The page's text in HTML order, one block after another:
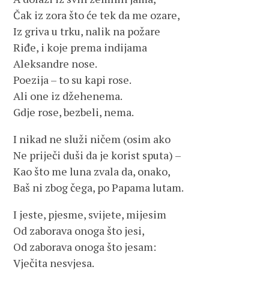
Čak iz zora što će tek da me ozare,
Iz griva u trku, nalik na požare
Riđe, i koje prema indijama
Aleksandre nose.
Poezija – to su kapi rose.
Ali one iz džehenema.
Gdje rose, bezbeli, nema.
I nikad ne služi ničem (osim ako
Ne priječi duši da je korist sputa) –
Kao što me luna zvala da, onako,
Baš ni zbog čega, po Papama lutam.
I jeste, pjesme, svijete, mijesim
Od zaborava onoga što jesi,
Od zaborava onoga što jesam:
Vječita nesvjesa.